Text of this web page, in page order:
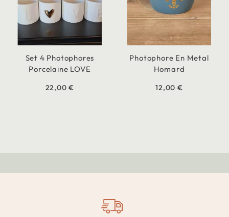
Set 4 Photophores
Porcelaine LOVE
22,00 €
Photophore En Metal
Homard
12,00 €